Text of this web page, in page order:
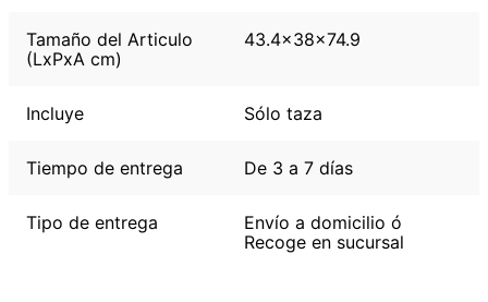
Tamaño del Articulo
(LxPxA cm)
43.4x38x74.9
Incluye Sólo taza
Tiempo de entrega De 3 a 7 días
Tipo de entrega
Envío a domicilio ó
Recoge en sucursal